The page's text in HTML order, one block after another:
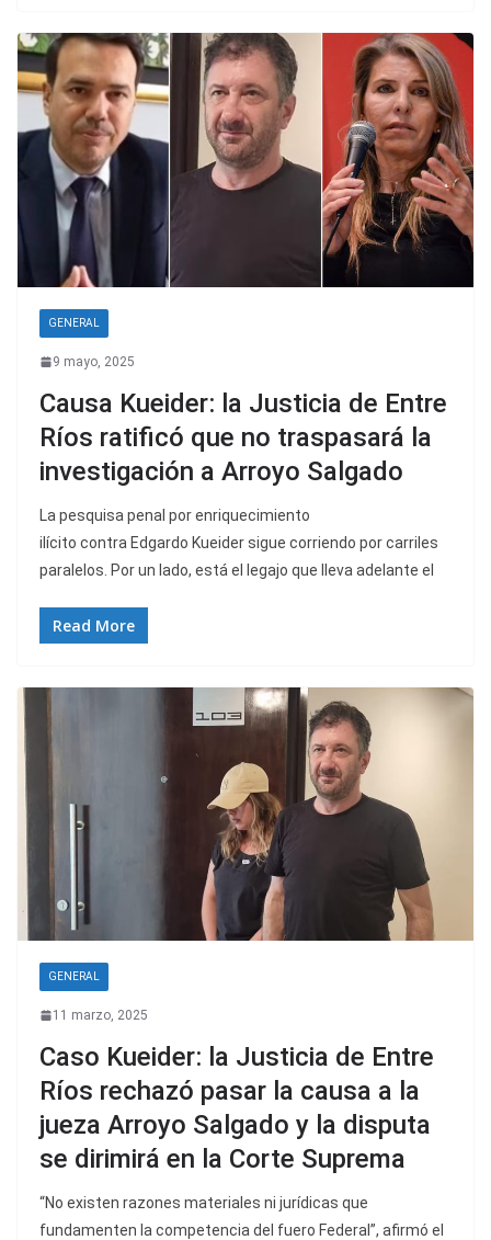
GENERAL
9 mayo, 2025
Causa Kueider: la Justicia de Entre
Ríos ratificó que no traspasará la
investigación a Arroyo Salgado
La pesquisa penal por enriquecimiento
ilícito contra Edgardo Kueider sigue corriendo por carriles
paralelos. Por un lado, está el legajo que lleva adelante el
Read More
GENERAL
11 marzo, 2025
Caso Kueider: la Justicia de Entre
Ríos rechazó pasar la causa a la
jueza Arroyo Salgado y la disputa
se dirimirá en la Corte Suprema
“No existen razones materiales ni jurídicas que
fundamenten la competencia del fuero Federal”, afirmó el